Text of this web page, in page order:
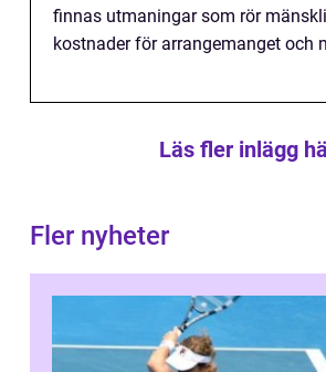
finnas utmaningar som rör
kostnader för arrangemanget och
Läs fler inlägg
Fler nyheter